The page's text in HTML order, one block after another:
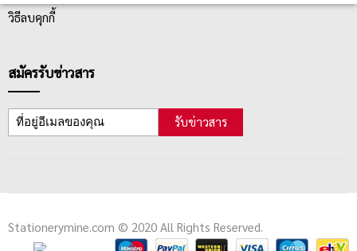
วิธีลบคุกกี้
สมัครรับข่าวสาร
รับข่าวสาร
Stationerymine.com © 2020 All Rights Reserved.